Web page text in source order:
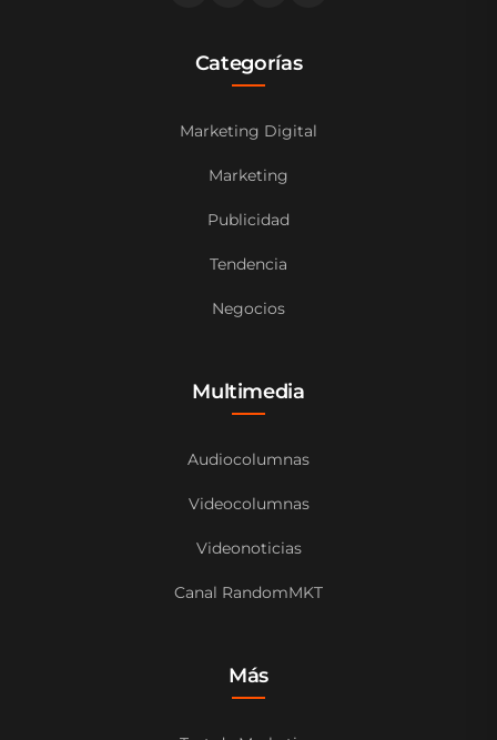
Categorías
Marketing Digital
Marketing
Publicidad
Tendencia
Negocios
Multimedia
Audiocolumnas
Videocolumnas
Videonoticias
Canal RandomMKT
Más